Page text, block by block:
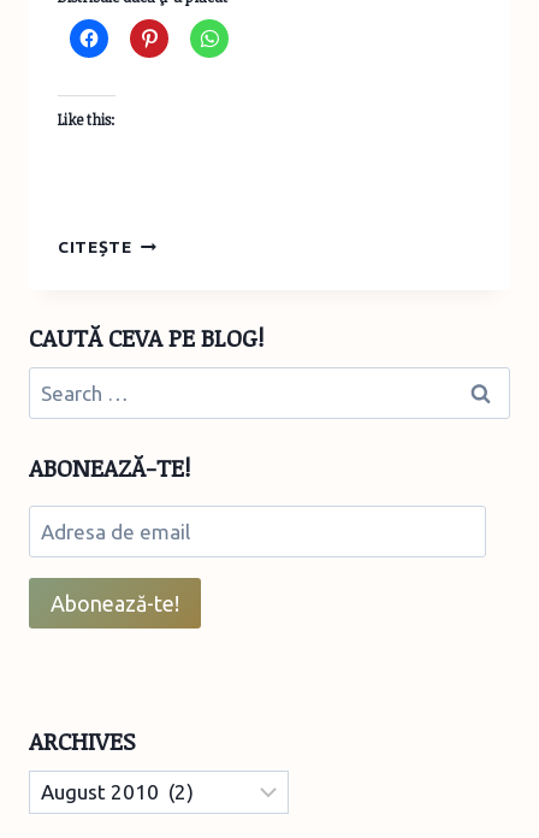
Like this:
CITEȘTESCONES
CAUTĂ CEVA PE BLOG!
Search
for:
ABONEAZĂ-TE!
Adresa
de
email
Abonează-te!
ARCHIVES
Archives